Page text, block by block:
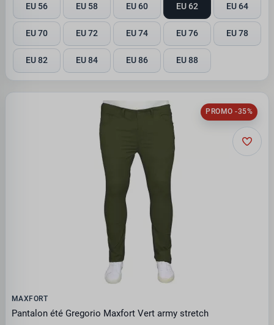
EU 56 EU 58 EU 60 EU 62 EU 64
EU 70 EU 72 EU 74 EU 76 EU 78
EU 82 EU 84 EU 86 EU 88
PROMO -35%
MAXFORT
Pantalon été Gregorio Maxfort Vert army stretch